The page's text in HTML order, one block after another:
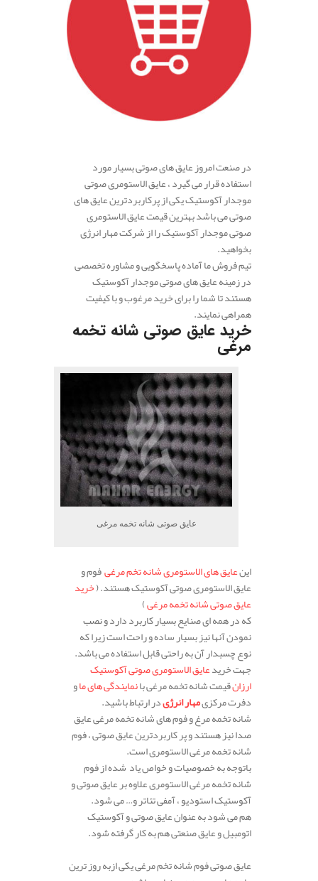
در صنعت امروز عایق های صوتی بسیار مورد
استفاده قرار می گیرد ، عایق الاستومری صوتی
موجدار آکوستیک یکی از پرکاربردترین عایق های
صوتی می باشد بهترین قیمت عایق الاستومری
صوتی موجدار آکوستیک را از شرکت مهار انرژی
بخواهید.
تیم فروش ما آماده پاسخگویی و مشاوره تخصصی
در زمینه عایق های صوتی موجدار آکوستیک
هستند تا شما را برای خرید مرغوب و با کیفیت
همراهی نمایند.
خرید عایق صوتی شانه تخمه
مرغی
عایق صوتی شانه تخمه مرغی
اینعایق های الاستومری شانه تخم مرغیفوم و
عایق الاستومری صوتی آکوستیک هستند. (خرید
عایق صوتی شانه تخمه مرغی)
که در همه ای صنایع بسیار کاربرد دارد و نصب
نمودن آنها نیز بسیار ساده و راحت است زیرا که
نوع چسبدار آن به راحتی قابل استفاده می باشد.
جهت خریدعایق الاستومری صوتی آکوستیک
ارزانقیمت شانه تخمه مرغی بانمایندگی های ماو
دفرت مرکزیمهار انرژیدر ارتباط باشید.
شانه تخمه مرغ و فوم های شانه تخمه مرغی عایق
صدا نیز هستند و پر کاربردترین عایق صوتی ، فوم
شانه تخمه مرغی الاستومری است.
باتوجه به خصوصیات و خواص یاد شده از فوم
شانه تخمه مرغی الاستومری علاوه بر عایق صوتی و
آکوستیک استودیو ، آمفی تئاتر و… می شود.
هم می شود به عنوان عایق صوتی و آکوستیک
اتومبیل و عایق صنعتی هم به کار گرفته شود.
عایق صوتی فوم شانه تخم مرغی یکی ازبه روز ترین